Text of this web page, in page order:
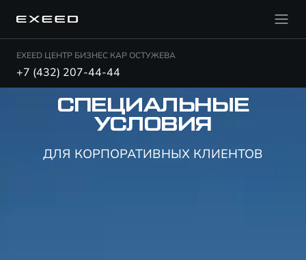
EXEED ЦЕНТР БИЗНЕС КАР ОСТУЖЕВА
+7 (432) 207-44-44
СПЕЦИАЛЬНЫЕ
УСЛОВИЯ
ДЛЯ КОРПОРАТИВНЫХ КЛИЕНТОВ